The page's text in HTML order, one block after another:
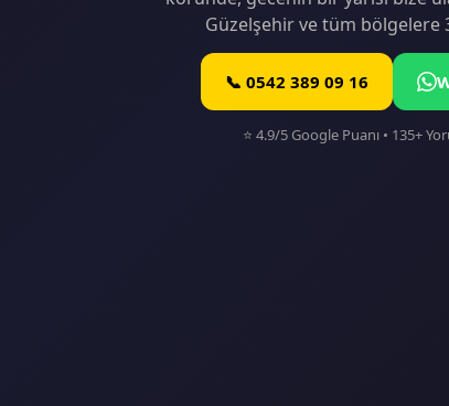
Güzelşehir ve tüm bölgelere
📞 0542 389 09 16
⭐ 4.9/5 Google Puanı • 135+